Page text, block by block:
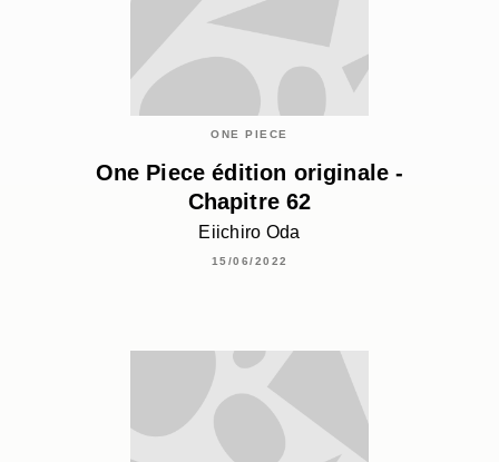
ONE PIECE
One Piece édition originale -
Chapitre 62
Eiichiro Oda
15/06/2022